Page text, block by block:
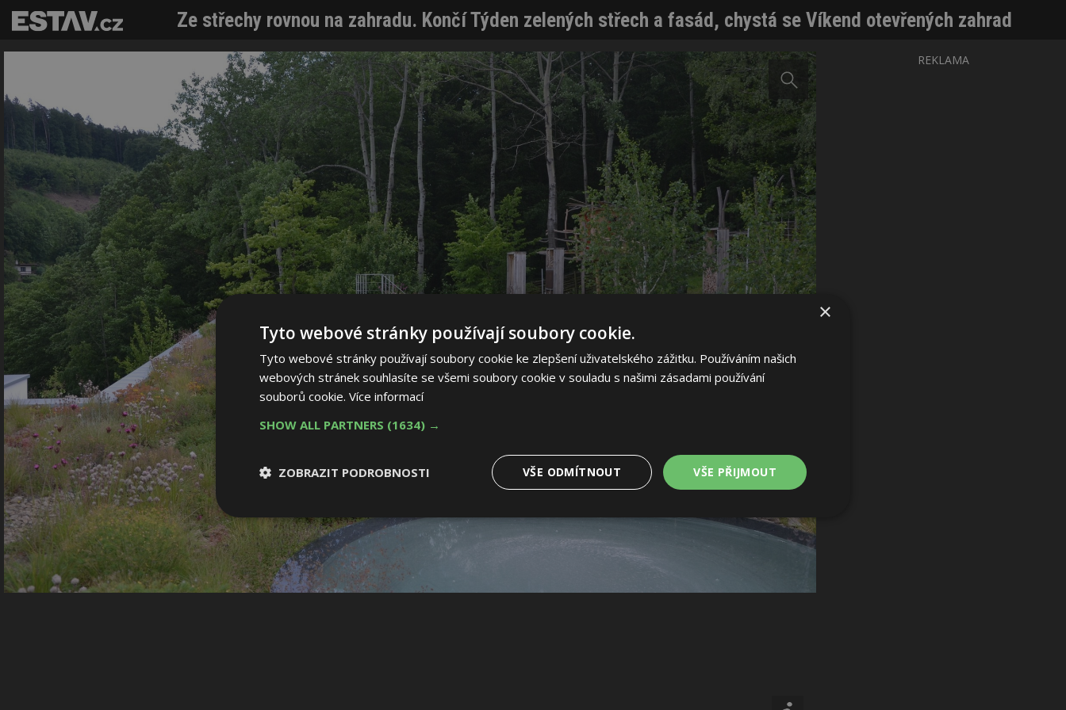
Ze střechy rovnou na zahradu. Končí Týden zelených střech a fasád, chystá se Víkend otevřených zahrad
REKLAMA
×
Tyto webové stránky používají soubory cookie.
Tyto webové stránky používají soubory cookie ke zlepšení uživatelského zážitku. Používáním našich
webových stránek souhlasíte se všemi soubory cookie v souladu s našimi zásadami používání
souborů cookie. Více informací
SHOW ALL PARTNERS (1634) →
VŠE PŘIJMOUT
VŠE ODMÍTNOUT
ZOBRAZIT PODROBNOSTI
Nezbytně nutné
soubory
Výkonové
soubory
Soubory cílení Funkční soubory
Nezařazené
soubory